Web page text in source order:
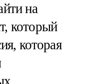
на
который
которая